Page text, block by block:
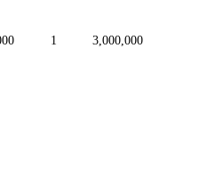
1 3,000,000